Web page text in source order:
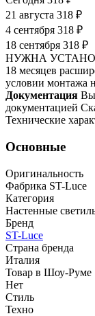
21 августа 318 ₽
4 сентября 318 ₽
18 сентября 318 ₽
НУЖНА
18 месяцев
условии монтажа
Документация Вы
документацией
Технические
Основные
Оригинальность
Фабрика ST-Luce
Категория
Настенные
Бренд
ST-Luce
Страна бренда
Италия
Товар в Шоу-Руме
Нет
Стиль
Техно